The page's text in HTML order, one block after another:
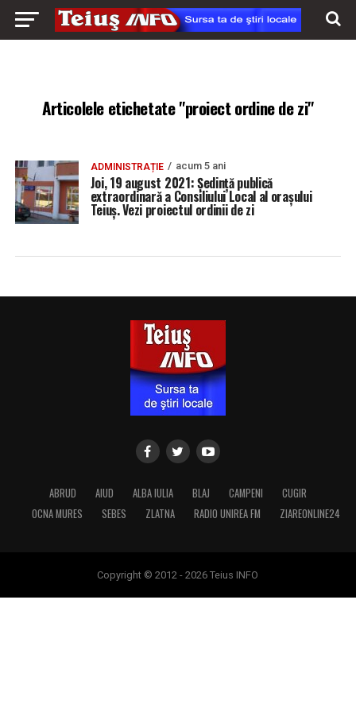
Articolele etichetate "proiect ordine de zi"
ADMINISTRAȚIE acum 5 ani
Joi, 19 august 2021: Ședință publică
extraordinară a Consiliului Local al orașului
Teiuș. Vezi proiectul ordinii de zi
ABRUD AIUD ALBA IULIA BLAJ CAMPENI
CUGIR
OCNA MURES
SEBES ZLATNA RADIO UNIREA FM ZIAREONLINE24
Copyright © 2012 - 2026 Teius INFO